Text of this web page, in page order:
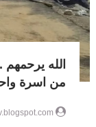
الله
من اسرة